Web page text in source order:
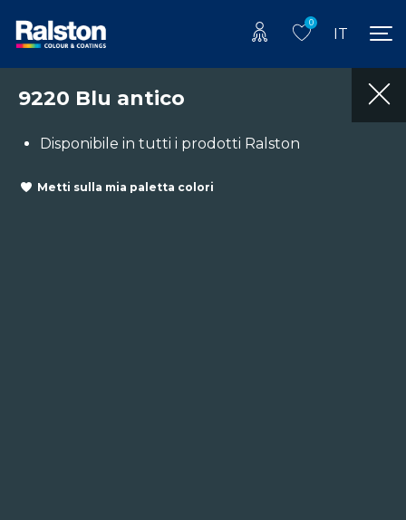
0
IT
9220 Blu antico
Disponibile in tutti i prodotti Ralston
Metti sulla mia paletta colori